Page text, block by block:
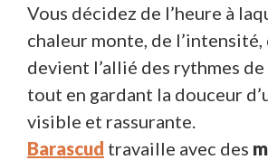
Vous décidez de l’heure à
chaleur monte, de l’intensité,
devient l’allié des rythmes de
tout en gardant la douceur
visible et rassurante.
Barascud travaille avec des